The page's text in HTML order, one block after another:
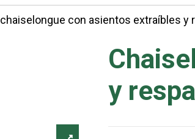
chaiselongue con asientos extraíbles y
y